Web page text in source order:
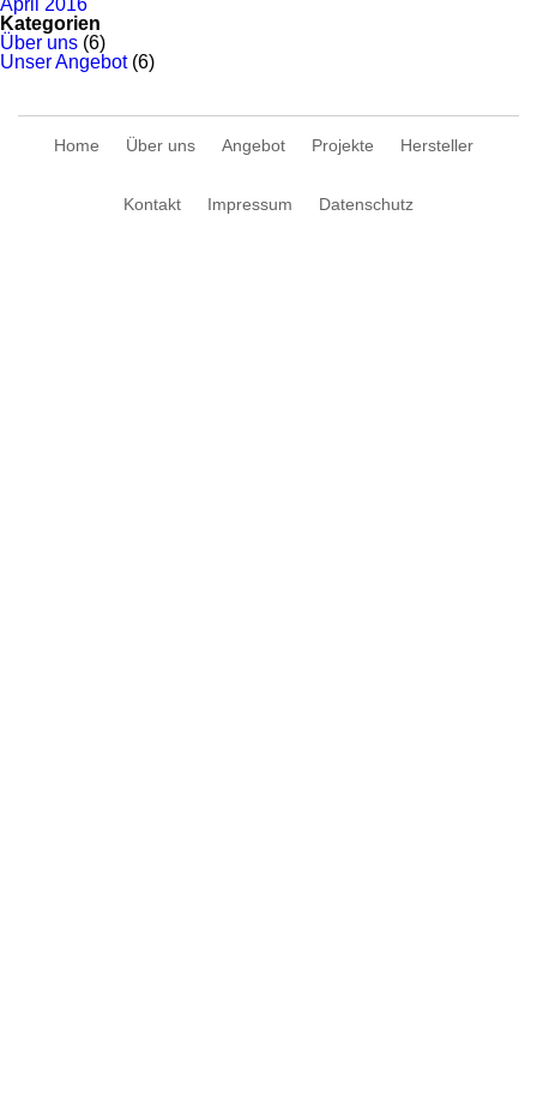
April 2016
Kategorien
Über uns (6)
Unser Angebot(6)
Home Über uns Angebot Projekte Hersteller
Kontakt Impressum Datenschutz